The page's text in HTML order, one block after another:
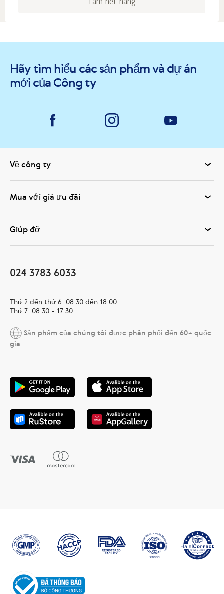
Tạm hết hàng
Hãy tìm hiểu các sản phẩm và dự án
mới của Công ty
Về công ty
Mua với giá ưu đãi
Giúp đỡ
024 3783 6033
Thứ 2 đến thứ 6: 08:30 đến 18:00
Thứ 7: 08:30 - 17:30
Sản phẩm của chúng tôi được phân phối đến 60+ quốc
gia